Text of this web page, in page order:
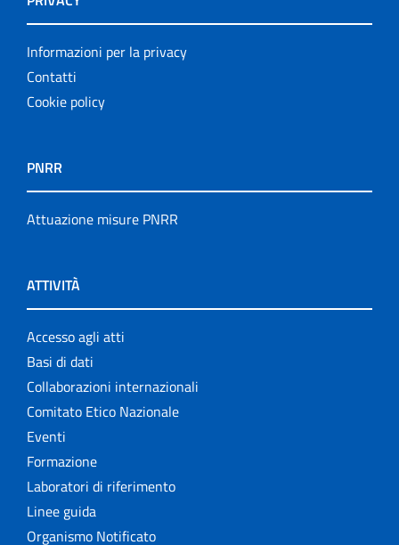
Informazioni per la privacy
Contatti
Cookie policy
PNRR
Attuazione misure PNRR
ATTIVITÀ
Accesso agli atti
Basi di dati
Collaborazioni internazionali
Comitato Etico Nazionale
Eventi
Formazione
Laboratori di riferimento
Linee guida
Organismo Notificato